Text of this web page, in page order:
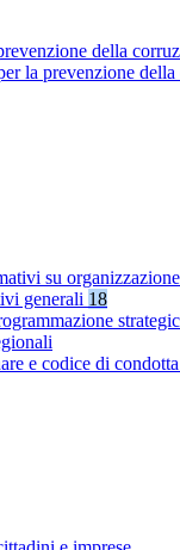
della
la prevenzione
su
generali 18
e codice di condotta